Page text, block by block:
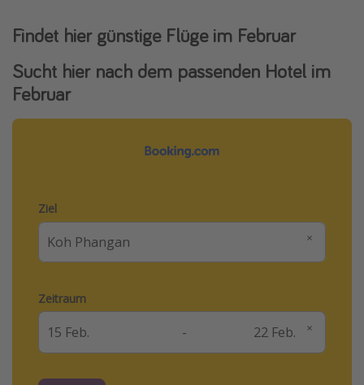
Findet hier günstige Flüge im Februar
Sucht hier nach dem passenden Hotel im
Februar
Ziel
Zeitraum
-